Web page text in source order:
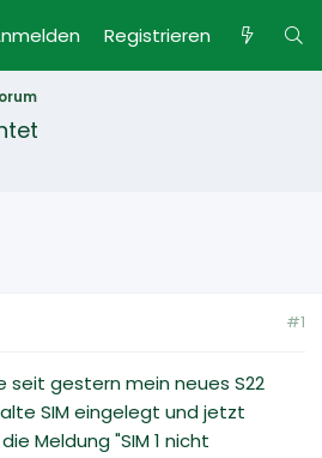
Registrieren
#1
seit gestern mein neues S22
SIM eingelegt und jetzt
Meldung "SIM 1 nicht